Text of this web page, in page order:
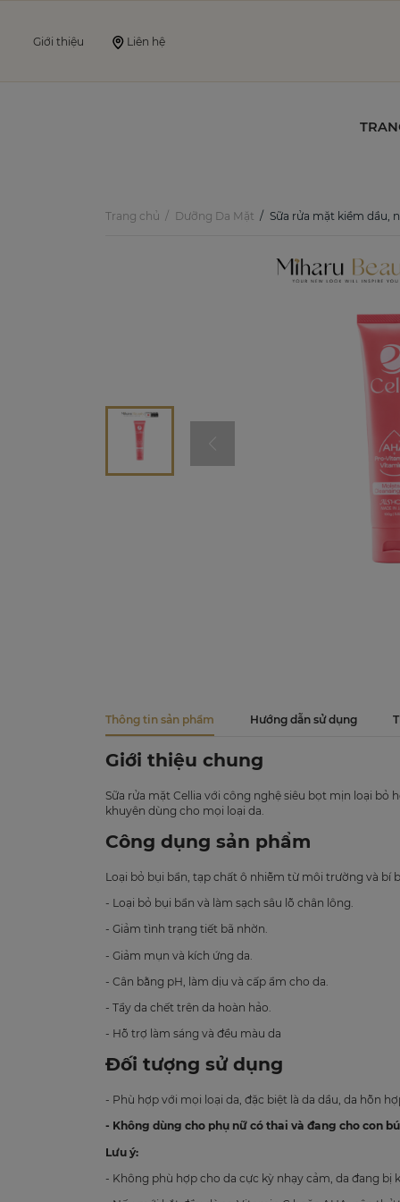
Giới thiệu Liên hệ
Trang chủ Dưỡng Da Mặt Sữa rửa mặt kiềm dầu, ngừa mụn &
Thông tin sản phẩm Hướng dẫn sử dụng
Giới thiệu chung
Sữa rửa mặt Cellia với công nghệ siêu bọt mịn loại bỏ
khuyên dùng cho mọi loại da.
Công dụng sản phẩm
Loại bỏ bụi bẩn, tạp chất ô nhiễm từ môi trường và bí
- Loại bỏ bụi bẩn và làm sạch sâu lỗ chân lông.
- Giảm tình trạng tiết bã nhờn.
- Giảm mụn và kích ứng da.
- Cân bằng pH, làm dịu và cấp ẩm cho da.
- Tẩy da chết trên da hoàn hảo.
- Hỗ trợ làm sáng và đều màu da
Đối tượng sử dụng
- Phù hợp với mọi loại da, đặc biệt là da dầu, da hỗn
- Không dùng cho phụ nữ có thai và đang cho con bú
Lưu ý:
- Không phù hợp cho da cực kỳ nhạy cảm, da đang bị